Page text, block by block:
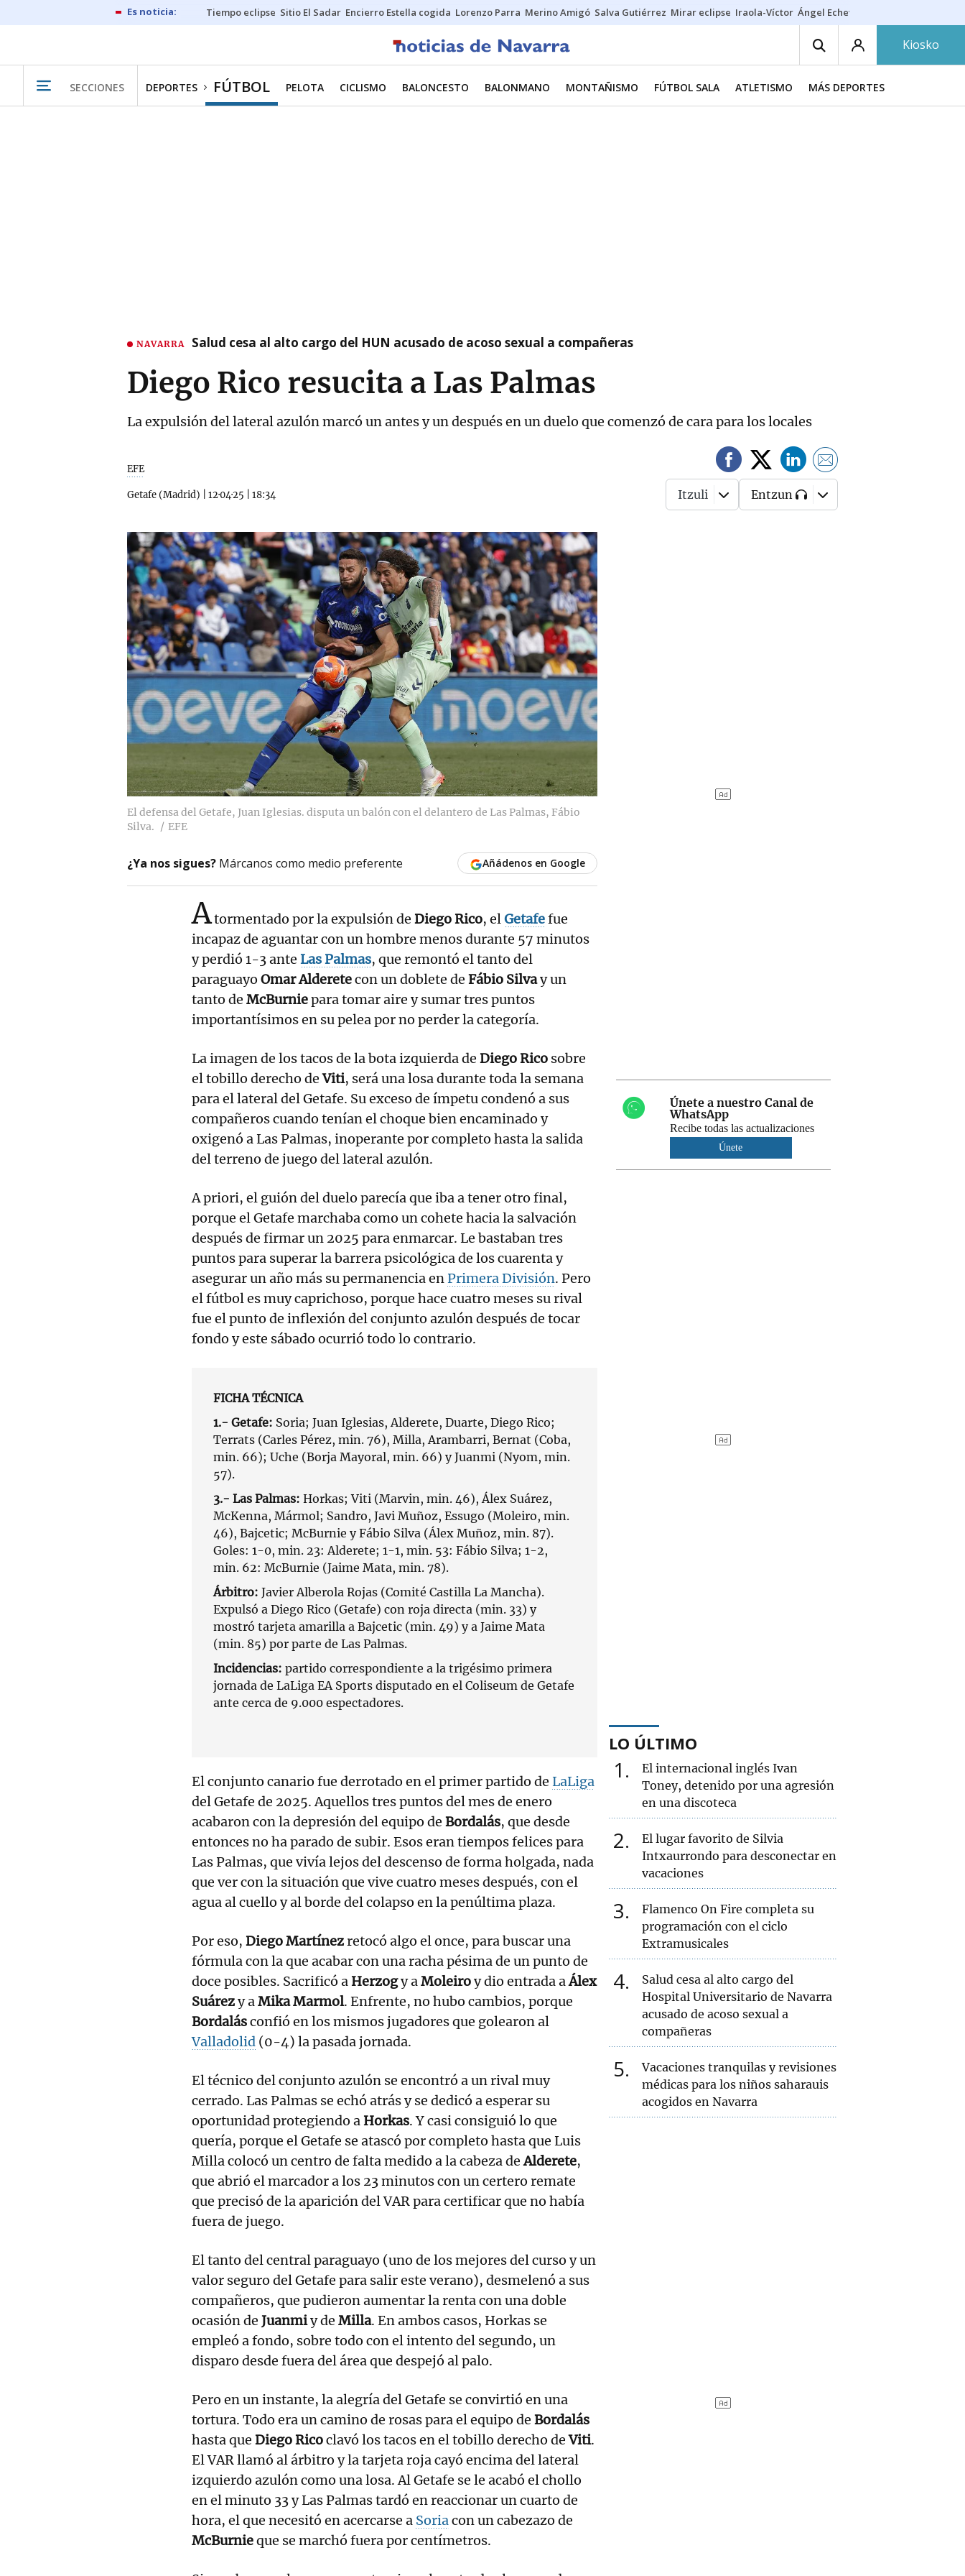
Tiempo eclipse Sitio El Sadar Encierro Estella cogida Lorenzo Parra Merino Amigó Salva Gutiérrez Mirar eclipse Iraola-Víctor Ángel Echeverría
Kiosko
SECCIONES DEPORTES FÚTBOL PELOTA CICLISMO BALONCESTO BALONMANO MONTAÑISMO FÚTBOL SALA ATLETISMO MÁS DEPORTES
NAVARRA Salud cesa al alto cargo del HUN acusado de acoso sexual a compañeras
Diego Rico resucita a Las Palmas
La expulsión del lateral azulón marcó un antes y un después en un duelo que comenzó de cara para los locales
EFE
Getafe (Madrid) 12·04·25 18:34 Itzuli Entzun
El defensa del Getafe, Juan Iglesias. disputa un balón con el delantero de Las Palmas, Fábio
Silva.
EFE
¿Ya nos sigues? Márcanos como medio preferente Añádenos en Google
Atormentado por la expulsión de Diego Rico, elGetafefue
incapaz de aguantar con un hombre menos durante 57 minutos
y perdió 1-3 ante Las Palmas, que remontó el tanto del
paraguayo Omar Alderetecon un doblete de Fábio Silvay un
tanto de McBurniepara tomar aire y sumar tres puntos
importantísimos en su pelea por no perder la categoría.
La imagen de los tacos de la bota izquierda de Diego Rico sobre
el tobillo derecho deViti, será una losa durante toda la semana
para el lateral del Getafe. Su exceso de ímpetu condenó a sus
compañeros cuando tenían el choque bien encaminado y
oxigenó a Las Palmas, inoperante por completo hasta la salida
del terreno de juego del lateral azulón.
A priori, el guión del duelo parecía que iba a tener otro final,
porque el Getafe marchaba como un cohete hacia la salvación
después de firmar un 2025 para enmarcar. Le bastaban tres
puntos para superar la barrera psicológica de los cuarenta y
asegurar un año más su permanencia enPrimera División. Pero
el fútbol es muy caprichoso, porque hace cuatro meses su rival
fue el punto de inflexión del conjunto azulón después de tocar
fondo y este sábado ocurrió todo lo contrario.
FICHA TÉCNICA
1.- Getafe: Soria; Juan Iglesias, Alderete, Duarte, Diego Rico;
Terrats (Carles Pérez, min. 76), Milla, Arambarri, Bernat (Coba,
min. 66); Uche (Borja Mayoral, min. 66) y Juanmi (Nyom, min.
57).
3.- Las Palmas: Horkas; Viti (Marvin, min. 46), Álex Suárez,
McKenna, Mármol; Sandro, Javi Muñoz, Essugo (Moleiro, min.
46), Bajcetic; McBurnie y Fábio Silva (Álex Muñoz, min. 87).
Goles: 1-0, min. 23: Alderete; 1-1, min. 53: Fábio Silva; 1-2,
min. 62: McBurnie (Jaime Mata, min. 78).
Árbitro: Javier Alberola Rojas (Comité Castilla La Mancha).
Expulsó a Diego Rico (Getafe) con roja directa (min. 33) y
mostró tarjeta amarilla a Bajcetic (min. 49) y a Jaime Mata
(min. 85) por parte de Las Palmas.
Incidencias: partido correspondiente a la trigésimo primera
jornada de LaLiga EA Sports disputado en el Coliseum de Getafe
ante cerca de 9.000 espectadores.
El conjunto canario fue derrotado en el primer partido de LaLiga
del Getafe de 2025. Aquellos tres puntos del mes de enero
acabaron con la depresión del equipo de Bordalás, que desde
entonces no ha parado de subir. Esos eran tiempos felices para
Las Palmas, que vivía lejos del descenso de forma holgada, nada
que ver con la situación que vive cuatro meses después, con el
agua al cuello y al borde del colapso en la penúltima plaza.
Por eso, Diego Martínezretocó algo el once, para buscar una
fórmula con la que acabar con una racha pésima de un punto de
doce posibles. Sacrificó a Herzogy aMoleiroy dio entrada aÁlex
Suárezy aMika Marmol. Enfrente, no hubo cambios, porque
Bordalásconfió en los mismos jugadores que golearon al
Valladolid (0-4) la pasada jornada.
El técnico del conjunto azulón se encontró a un rival muy
cerrado. Las Palmas se echó atrás y se dedicó a esperar su
oportunidad protegiendo a Horkas. Y casi consiguió lo que
quería, porque el Getafe se atascó por completo hasta que Luis
Milla colocó un centro de falta medido a la cabeza deAlderete,
que abrió el marcador a los 23 minutos con un certero remate
que precisó de la aparición del VAR para certificar que no había
fuera de juego.
El tanto del central paraguayo (uno de los mejores del curso y un
valor seguro del Getafe para salir este verano), desmelenó a sus
compañeros, que pudieron aumentar la renta con una doble
ocasión de Juanmiy de Milla. En ambos casos, Horkas se
empleó a fondo, sobre todo con el intento del segundo, un
disparo desde fuera del área que despejó al palo.
Pero en un instante, la alegría del Getafe se convirtió en una
tortura. Todo era un camino de rosas para el equipo de Bordalás
hasta que Diego Ricoclavó los tacos en el tobillo derecho deViti.
El VAR llamó al árbitro y la tarjeta roja cayó encima del lateral
izquierdo azulón como una losa. Al Getafe se le acabó el chollo
en el minuto 33 y Las Palmas tardó en reaccionar un cuarto de
hora, el que necesitó en acercarse a Soriacon un cabezazo de
McBurnieque se marchó fuera por centímetros.
Únete a nuestro Canal de
WhatsApp
Recibe todas las actualizaciones
Únete
LO ÚLTIMO
1
El internacional inglés Ivan
Toney, detenido por una agresión
en una discoteca
2
El lugar favorito de Silvia
Intxaurrondo para desconectar en
vacaciones
3
Flamenco On Fire completa su
programación con el ciclo
Extramusicales
4
Salud cesa al alto cargo del
Hospital Universitario de Navarra
acusado de acoso sexual a
compañeras
5
Vacaciones tranquilas y revisiones
médicas para los niños saharauis
acogidos en Navarra